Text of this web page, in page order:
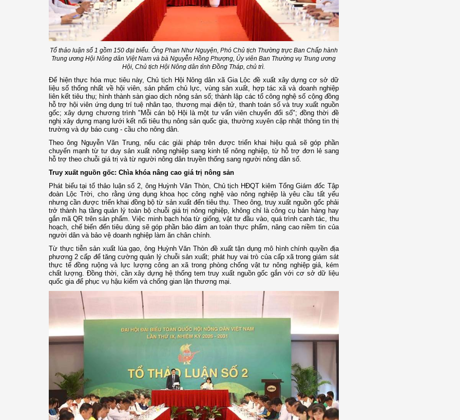
Tổ thảo luận số 1 gồm 150 đại biểu. Ông Phan Như Nguyện, Phó Chủ tịch Thường trực Ban Chấp hành
Trung ương Hội Nông dân Việt Nam và bà Nguyễn Hồng Phượng, Ủy viên Ban Thường vụ Trung ương
Hội, Chủ tịch Hội Nông dân tỉnh Đồng Tháp, chủ trì.
Để hiện thực hóa mục tiêu này, Chủ tịch Hội Nông dân xã Gia Lộc đề xuất xây dựng cơ sở dữ
liệu số thống nhất về hội viên, sản phẩm chủ lực, vùng sản xuất, hợp tác xã và doanh nghiệp
liên kết tiêu thụ; hình thành sàn giao dịch nông sản số; thành lập các tổ công nghệ số cộng đồng
hỗ trợ hội viên ứng dụng trí tuệ nhân tạo, thương mại điện tử, thanh toán số và truy xuất nguồn
gốc; xây dựng chương trình "Mỗi cán bộ Hội là một tư vấn viên chuyển đổi số"; đồng thời đề
nghị xây dựng mạng lưới kết nối tiêu thụ nông sản quốc gia, thường xuyên cập nhật thông tin thị
trường và dự báo cung - cầu cho nông dân.
Theo ông Nguyễn Văn Trung, nếu các giải pháp trên được triển khai hiệu quả sẽ góp phần
chuyển mạnh từ tư duy sản xuất nông nghiệp sang kinh tế nông nghiệp, từ hỗ trợ đơn lẻ sang
hỗ trợ theo chuỗi giá trị và từ người nông dân truyền thống sang người nông dân số.
Truy xuất nguồn gốc: Chìa khóa nâng cao giá trị nông sản
Phát biểu tại tổ thảo luận số 2, ông Huỳnh Văn Thòn, Chủ tịch HĐQT kiêm Tổng Giám đốc Tập
đoàn Lộc Trời, cho rằng ứng dụng khoa học công nghệ vào nông nghiệp là yêu cầu tất yếu
nhưng cần được triển khai đồng bộ từ sản xuất đến tiêu thụ. Theo ông, truy xuất nguồn gốc phải
trở thành hạ tầng quản lý toàn bộ chuỗi giá trị nông nghiệp, không chỉ là công cụ bán hàng hay
gắn mã QR trên sản phẩm. Việc minh bạch hóa từ giống, vật tư đầu vào, quá trình canh tác, thu
hoạch, chế biến đến tiêu dùng sẽ góp phần bảo đảm an toàn thực phẩm, nâng cao niềm tin của
người dân và bảo vệ doanh nghiệp làm ăn chân chính.
Từ thực tiễn sản xuất lúa gạo, ông Huỳnh Văn Thòn đề xuất tận dụng mô hình chính quyền địa
phương 2 cấp để tăng cường quản lý chuỗi sản xuất; phát huy vai trò của cấp xã trong giám sát
thực tế đồng ruộng và lực lượng công an xã trong phòng chống vật tư nông nghiệp giả, kém
chất lượng. Đồng thời, cần xây dựng hệ thống tem truy xuất nguồn gốc gắn với cơ sở dữ liệu
quốc gia để phục vụ hậu kiểm và chống gian lận thương mại.